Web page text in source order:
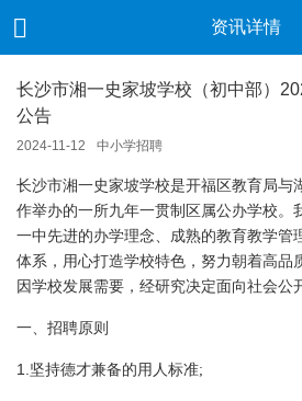
资讯详情
长沙市湘一史家坡学校（初中部）
公告
2024-11-12 中小学招聘
长沙市湘一史家坡学校是开福区教育局与
作举办的一所九年一贯制区属公办学校。
一中先进的办学理念、成熟的教育教学管
体系，用心打造学校特色，努力朝着高品
因学校发展需要，经研究决定面向社会公
一、招聘原则
1. 坚持德才兼备的用人标准;